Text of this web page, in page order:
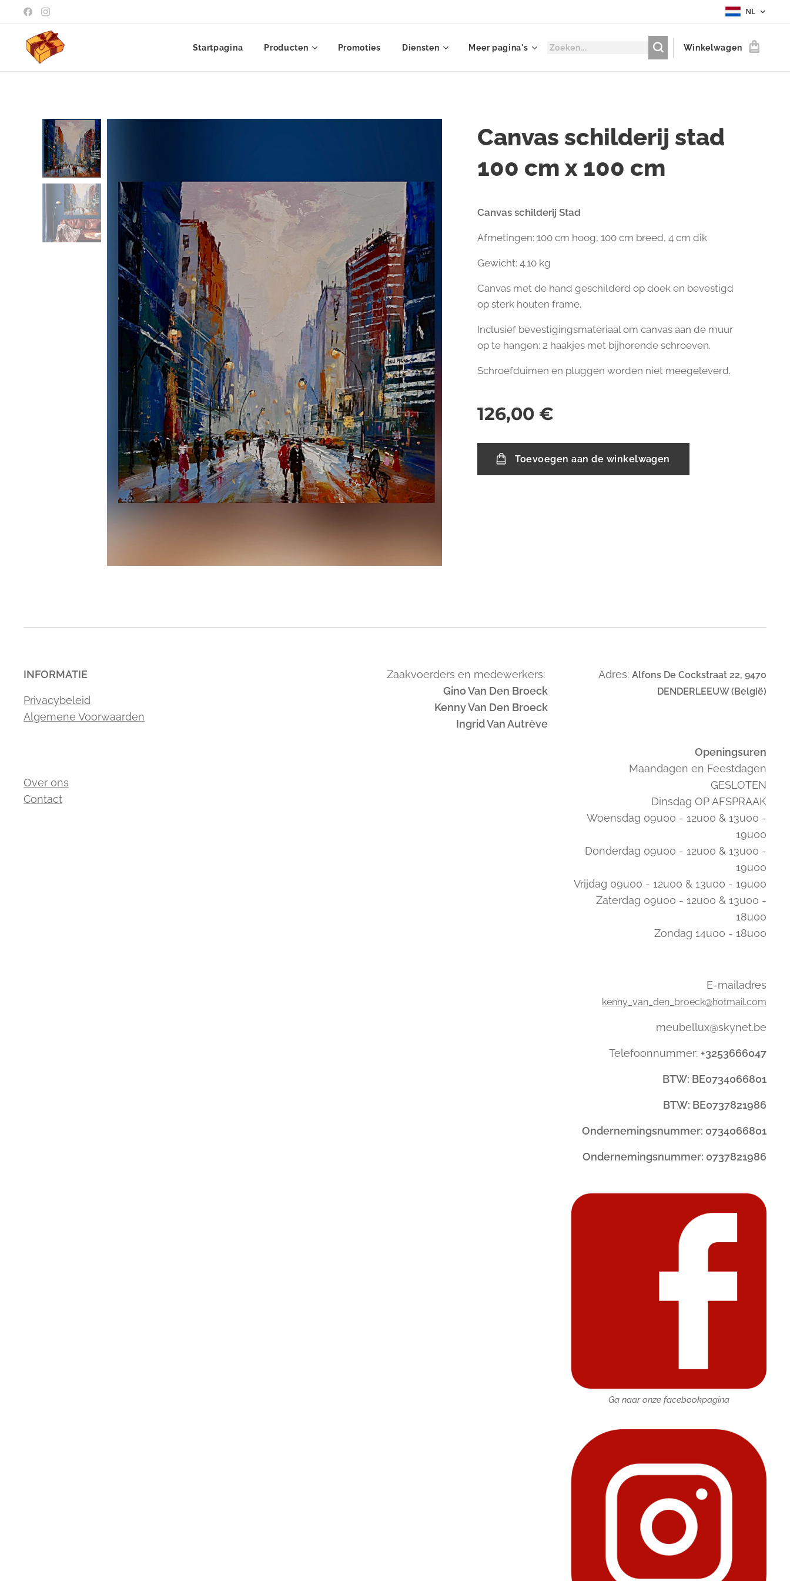
NL
Startpagina Producten Promoties Diensten Meer pagina's Winkelwagen
Canvas schilderij stad
100 cm x 100 cm
Canvas schilderij Stad
Afmetingen: 100 cm hoog, 100 cm breed, 4 cm dik
Gewicht: 4.10 kg
Canvas met de hand geschilderd op doek en bevestigd
op sterk houten frame.
Inclusief bevestigingsmateriaal om canvas aan de muur
op te hangen: 2 haakjes met bijhorende schroeven.
Schroefduimen en pluggen worden niet meegeleverd.
126,00 €
Toevoegen aan de winkelwagen
INFORMATIE
Privacybeleid
Algemene Voorwaarden
Over ons
Contact
Zaakvoerders en medewerkers:
Gino Van Den Broeck
Kenny Van Den Broeck
Ingrid Van Autrève
Adres: Alfons De Cockstraat 22, 9470
DENDERLEEUW (België)
Openingsuren
Maandagen en Feestdagen
GESLOTEN
Dinsdag OP AFSPRAAK
Woensdag 09u00 - 12u00 & 13u00 -
19u00
Donderdag 09u00 - 12u00 & 13u00 -
19u00
Vrijdag 09u00 - 12u00 & 13u00 - 19u00
Zaterdag 09u00 - 12u00 & 13u00 -
18u00
Zondag 14u00 - 18u00
E-mailadres
kenny_van_den_broeck@hotmail.com
meubellux@skynet.be
Telefoonnummer: +3253666047
BTW: BE0734066801
BTW: BE0737821986
Ondernemingsnummer: 0734066801
Ondernemingsnummer: 0737821986
Ga naar onze facebookpagina